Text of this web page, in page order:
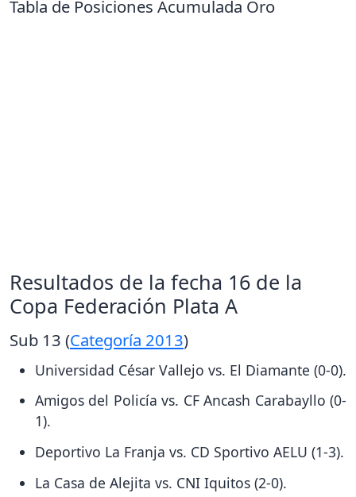
Tabla de Posiciones Acumulada Oro
Resultados de la fecha 16 de la
Copa Federación Plata A
Sub 13 (Categoría 2013)
Universidad César Vallejo vs. El Diamante (0-0).
Amigos del Policía vs. CF Ancash Carabayllo (0-
1).
Deportivo La Franja vs. CD Sportivo AELU (1-3).
La Casa de Alejita vs. CNI Iquitos (2-0).